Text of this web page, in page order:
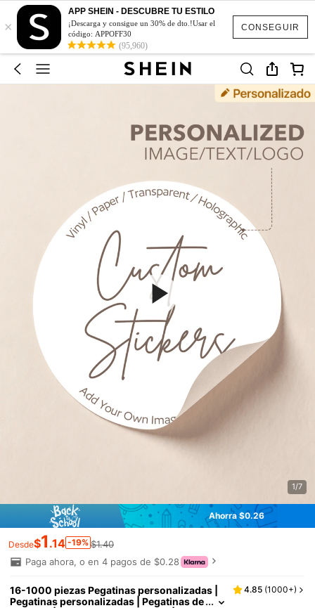
CONSEGUIR
×
APP SHEIN - DESCUBRE TU ESTILO
¡Descarga y consigue un 30% de dto.!Usar el
código: APPOFF30
(95,960)
1/7
Ahorra $0.26
Desde$1 .14 -19% $1.40
Paga ahora, o en 4 pagos de $0.28
16-1000 piezas Pegatinas personalizadas |
Pegatinas personalizadas | Pegatinas de
4.85 (1000+)